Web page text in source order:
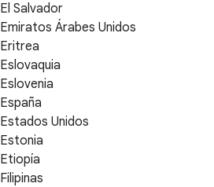
El Salvador
Emiratos Árabes Unidos
Eritrea
Eslovaquia
Eslovenia
España
Estados Unidos
Estonia
Etiopía
Filipinas